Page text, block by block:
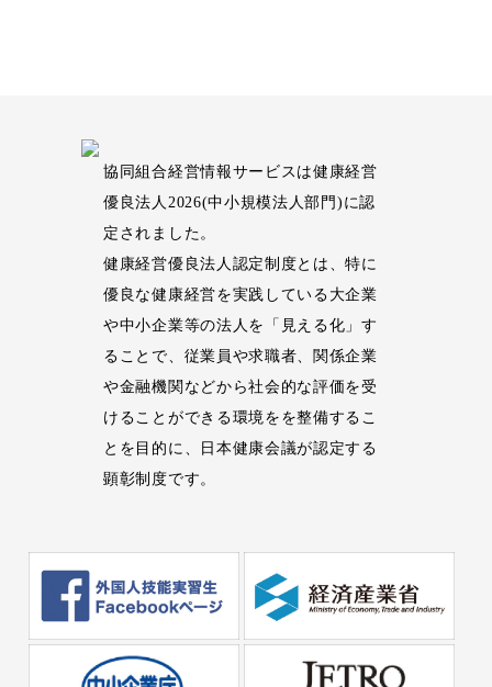
協同組合経営情報サービスは健康経営
優良法人2026(中小規模法人部門)に認
定されました。
健康経営優良法人認定制度とは、特に
優良な健康経営を実践している大企業
や中小企業等の法人を「見える化」す
ることで、従業員や求職者、関係企業
や金融機関などから社会的な評価を受
けることができる環境をを整備するこ
とを目的に、日本健康会議が認定する
顕彰制度です。